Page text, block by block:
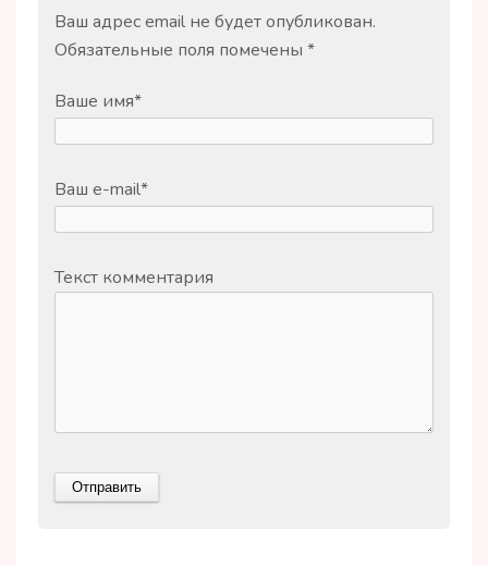
Ваш адрес email не будет опубликован.
Обязательные поля помечены *
Ваше имя*
Ваш e-mail*
Текст комментария